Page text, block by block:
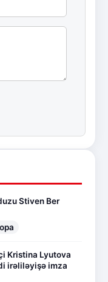
Stiven Ber
Kristina Lyutova
irəliləyişə imza